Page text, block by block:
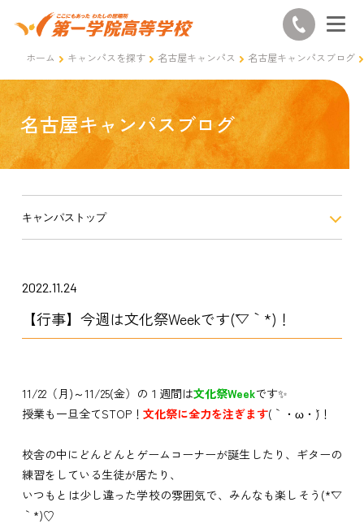
ホーム キャンパスを探す 名古屋キャンパス 名古屋キャンパスブログ
名古屋キャンパスブログ
キャンパストップ
2022.11.24
【行事】今週は文化祭Weekです(´▽｀*)！
11/22（月)～11/25(金）の１週間は文化祭Weekです✨
授業も一旦全てSTOP！ 文化祭に全力を注ぎます(｀・ω・´)！
校舎の中にどんどんとゲームコーナーが誕生したり、ギターの
練習をしている生徒が居たり、
いつもとは少し違った学校の雰囲気で、みんなも楽しそう(*´▽
｀*)♡